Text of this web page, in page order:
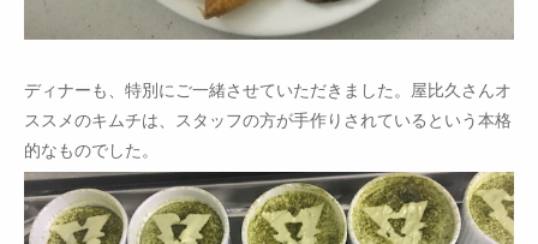
ディナーも、特別にご一緒させていただきました。屋比久さんオ
ススメのキムチは、スタッフの方が手作りされているという本格
的なものでした。